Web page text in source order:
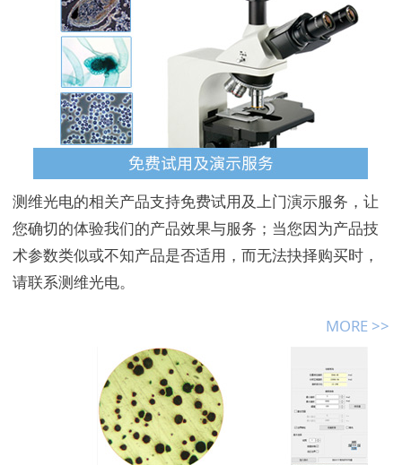
测维光电的相关产品支持免费试用及上门演示服务，让
您确切的体验我们的产品效果与服务；当您因为产品技
术参数类似或不知产品是否适用，而无法抉择购买时，
请联系测维光电。
MORE >>